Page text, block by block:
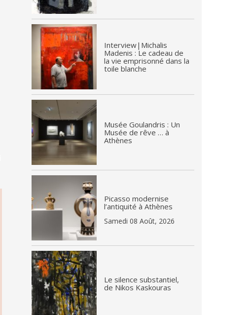
Interview|Michalis
Madenis : Le cadeau de
la vie emprisonné dans la
toile blanche
Musée Goulandris : Un
Musée de rêve … à
Athènes
Picasso modernise
l’antiquité à Athènes
Samedi 08 Août, 2026
Le silence substantiel,
de Nikos Kaskouras